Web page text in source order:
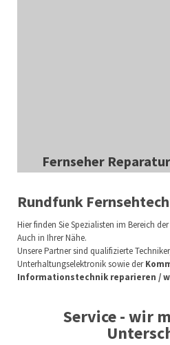
Fernseher
Rundfunk
Hier finden Sie Spezialisten im Bereich
Auch in Ihrer Nähe.
Unsere Partner sind qualifizierte
Unterhaltungselektronik sowie der
Informationstechnik reparieren /
Service - wir